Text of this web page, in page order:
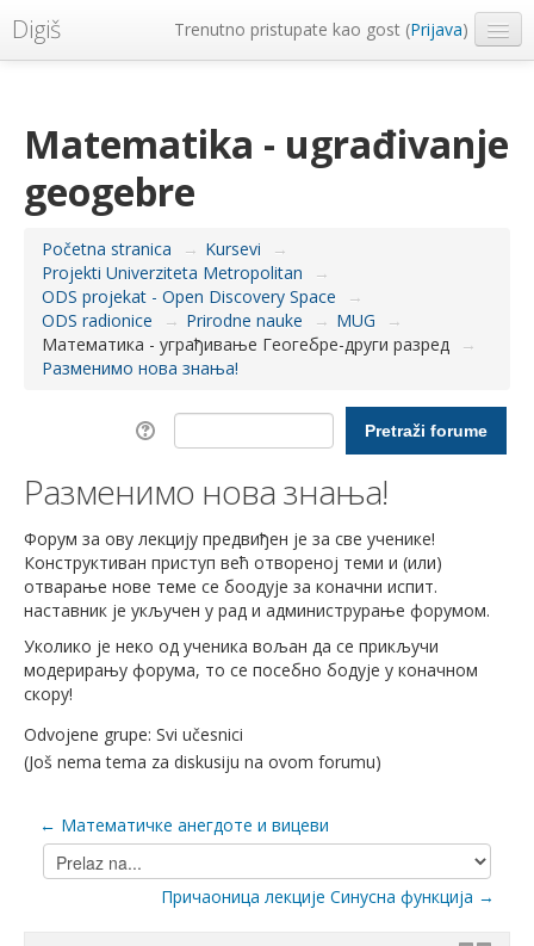
Digiš Trenutno pristupate kao gost (Prijava)
Matematika - ugrađivanje
geogebre
Početna stranica → Kursevi
→
Projekti Univerziteta Metropolitan
→
ODS projekat - Open Discovery Space
→
ODS radionice
→ Prirodne nauke → MUG
→
Математика - уграђивање Геогебре-други разред
→
Разменимо нова знања!
Разменимо нова знања!
Форум за ову лекцију предвиђен је за све ученике!
Конструктиван приступ већ отвореној теми и (или)
отварање нове теме се боодује за коначни испит.
наставник је укључен у рад и администрурање форумом.
Уколико је неко од ученика вољан да се прикључи
модерирању форума, то се посебно бодује у коначном
скору!
Odvojene grupe: Svi učesnici
(Još nema tema za diskusiju na ovom forumu)
← Математичке анегдоте и вицеви
Prelaz
na...
Причаоница лекције Синусна функција →